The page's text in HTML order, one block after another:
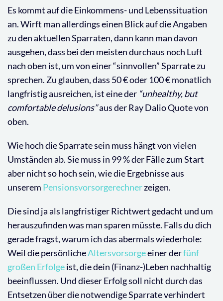
Es kommt auf die Einkommens- und Lebenssituation
an. Wirft man allerdings einen Blick auf die Angaben
zu den aktuellen Sparraten, dann kann man davon
ausgehen, dass bei den meisten durchaus noch Luft
nach oben ist, um von einer “sinnvollen” Sparrate zu
sprechen. Zu glauben, dass 50 € oder 100 € monatlich
langfristig ausreichen, ist eine der “unhealthy, but
comfortable delusions”aus der Ray Dalio Quote von
oben.
Wie hoch die Sparrate sein muss hängt von vielen
Umständen ab. Sie muss in 99 % der Fälle zum Start
aber nicht so hoch sein, wie die Ergebnisse aus
unserem Pensionsvorsorgerechnerzeigen.
Die sind ja als langfristiger Richtwert gedacht und um
herauszufinden was man sparen müsste. Falls du dich
gerade fragst, warum ich das abermals wiederhole:
Weil die persönlicheAltersvorsorgeeiner derfünf
großen Erfolgeist, die dein (Finanz-)Leben nachhaltig
beeinflussen. Und dieser Erfolg soll nicht durch das
Entsetzen über die notwendige Sparrate verhindert